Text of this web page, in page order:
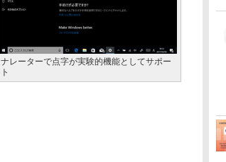
ナレーターで点字が実験的機能としてサポー
ト